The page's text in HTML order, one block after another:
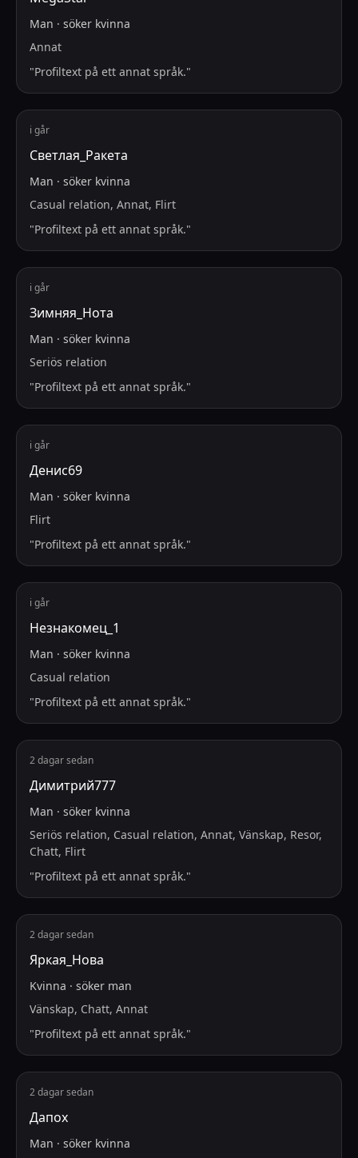
Man · söker kvinna
Annat
"Profiltext på ett annat språk."
i går
Светлая_Ракета
Man · söker kvinna
Casual relation, Annat, Flirt
"Profiltext på ett annat språk."
i går
Зимняя_Нота
Man · söker kvinna
Seriös relation
"Profiltext på ett annat språk."
i går
Денис69
Man · söker kvinna
Flirt
"Profiltext på ett annat språk."
i går
Незнакомец_1
Man · söker kvinna
Casual relation
"Profiltext på ett annat språk."
2 dagar sedan
Димитрий777
Man · söker kvinna
Seriös relation, Casual relation, Annat, Vänskap, Resor,
Chatt, Flirt
"Profiltext på ett annat språk."
2 dagar sedan
Яркая_Нова
Kvinna · söker man
Vänskap, Chatt, Annat
"Profiltext på ett annat språk."
2 dagar sedan
Дапох
Man · söker kvinna